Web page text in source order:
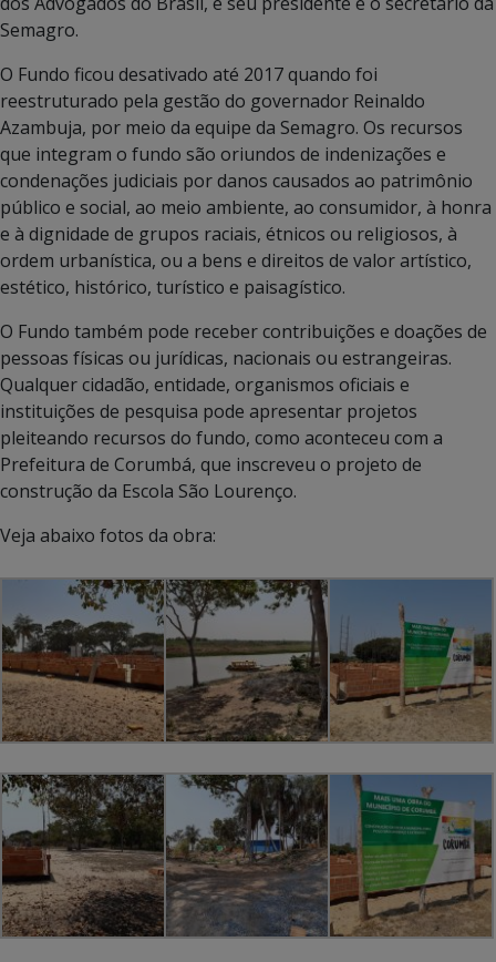
Semagro.
O Fundo ficou desativado até 2017 quando foi
reestruturado pela gestão do governador Reinaldo
Azambuja, por meio da equipe da Semagro. Os recursos
que integram o fundo são oriundos de indenizações e
condenações judiciais por danos causados ao patrimônio
público e social, ao meio ambiente, ao consumidor, à honra
e à dignidade de grupos raciais, étnicos ou religiosos, à
ordem urbanística, ou a bens e direitos de valor artístico,
estético, histórico, turístico e paisagístico.
O Fundo também pode receber contribuições e doações de
pessoas físicas ou jurídicas, nacionais ou estrangeiras.
Qualquer cidadão, entidade, organismos oficiais e
instituições de pesquisa pode apresentar projetos
pleiteando recursos do fundo, como aconteceu com a
Prefeitura de Corumbá, que inscreveu o projeto de
construção da Escola São Lourenço.
Veja abaixo fotos da obra: